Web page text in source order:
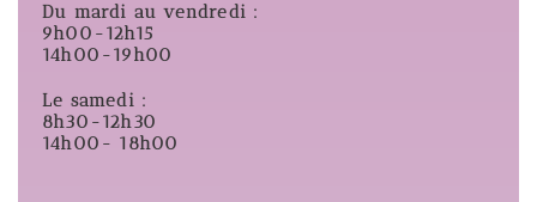
Du mardi au vendredi :
9h00-12h15
14h00-19h00
Le samedi :
8h30-12h30
14h00- 18h00